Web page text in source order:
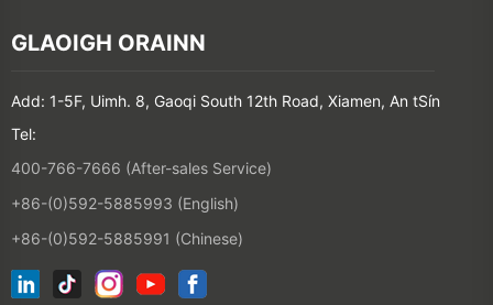
GLAOIGH ORAINN
Add: 1-5F, Uimh. 8, Gaoqi South 12th Road, Xiamen, An tSín
Tel:
400-766-7666 (After-sales Service)
+86-(0)592-5885993 (English)
+86-(0)592-5885991 (Chinese)